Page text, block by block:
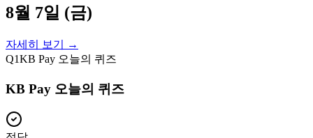
8월 7일 (금)
자세히 보기 →
Q1KB Pay 오늘의 퀴즈
KB Pay 오늘의 퀴즈